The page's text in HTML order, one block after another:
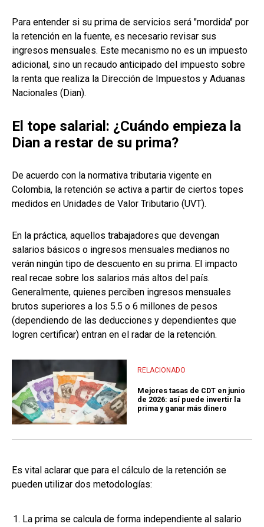
Para entender si su prima de servicios será "mordida" por
la retención en la fuente, es necesario revisar sus
ingresos mensuales. Este mecanismo no es un impuesto
adicional, sino un recaudo anticipado del impuesto sobre
la renta que realiza la Dirección de Impuestos y Aduanas
Nacionales (Dian).
El tope salarial: ¿Cuándo empieza la
Dian a restar de su prima?
De acuerdo con la normativa tributaria vigente en
Colombia, la retención se activa a partir de ciertos topes
medidos en Unidades de Valor Tributario (UVT).
En la práctica, aquellos trabajadores que devengan
salarios básicos o ingresos mensuales medianos no
verán ningún tipo de descuento en su prima. El impacto
real recae sobre los salarios más altos del país.
Generalmente, quienes perciben ingresos mensuales
brutos superiores a los 5.5 o 6 millones de pesos
(dependiendo de las deducciones y dependientes que
logren certificar) entran en el radar de la retención.
RELACIONADO
Mejores tasas de CDT en junio
de 2026: así puede invertir la
prima y ganar más dinero
Es vital aclarar que para el cálculo de la retención se
pueden utilizar dos metodologías:
La prima se calcula de forma independiente al salario